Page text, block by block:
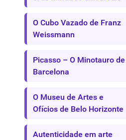
O Cubo Vazado de Franz
Weissmann
Picasso – O Minotauro de
Barcelona
O Museu de Artes e
Ofícios de Belo Horizonte
Autenticidade em arte